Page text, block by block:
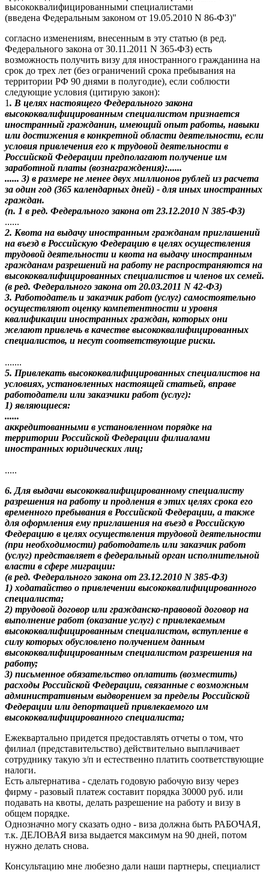
высококвалифицированными специалистами
(введена Федеральным законом от 19.05.2010 N 86-ФЗ)"
согласно изменениям, внесенным в эту статью (в ред.
Федерального закона от 30.11.2011 N 365-ФЗ) есть
возможность получить визу для иностранного гражданина на
срок до трех лет (без ограничений срока пребывания на
территории РФ 90 днями в полугодие), если соблюсти
следующие условия (цитирую закон):
1. В целях настоящего Федерального закона
высококвалифицированным специалистом признается
иностранный гражданин, имеющий опыт работы, навыки
или достижения в конкретной области деятельности, если
условия привлечения его к трудовой деятельности в
Российской Федерации предполагают получение им
заработной платы (вознаграждения):......
...... 3) в размере не менее двух миллионов рублей из расчета
за один год (365 календарных дней) - для иных иностранных
граждан.
(п. 1 в ред. Федерального закона от 23.12.2010 N 385-ФЗ)
......
2. Квота на выдачу иностранным гражданам приглашений
на въезд в Российскую Федерацию в целях осуществления
трудовой деятельности и квота на выдачу иностранным
гражданам разрешений на работу не распространяются на
высококвалифицированных специалистов и членов их семей.
(в ред. Федерального закона от 20.03.2011 N 42-ФЗ)
3. Работодатель и заказчик работ (услуг) самостоятельно
осуществляют оценку компетентности и уровня
квалификации иностранных граждан, которых они
желают привлечь в качестве высококвалифицированных
специалистов, и несут соответствующие риски.
.......
5. Привлекать высококвалифицированных специалистов на
условиях, установленных настоящей статьей, вправе
работодатели или заказчики работ (услуг):
1) являющиеся:
......
аккредитованными в установленном порядке на
территории Российской Федерации филиалами
иностранных юридических лиц;
.....
6. Для выдачи высококвалифицированному специалисту
разрешения на работу и продления в этих целях срока его
временного пребывания в Российской Федерации, а также
для оформления ему приглашения на въезд в Российскую
Федерацию в целях осуществления трудовой деятельности
(при необходимости) работодатель или заказчик работ
(услуг) представляет в федеральный орган исполнительной
власти в сфере миграции:
(в ред. Федерального закона от 23.12.2010 N 385-ФЗ)
1) ходатайство о привлечении высококвалифицированного
специалиста;
2) трудовой договор или гражданско-правовой договор на
выполнение работ (оказание услуг) с привлекаемым
высококвалифицированным специалистом, вступление в
силу которых обусловлено получением данным
высококвалифицированным специалистом разрешения на
работу;
3) письменное обязательство оплатить (возместить)
расходы Российской Федерации, связанные с возможным
административным выдворением за пределы Российской
Федерации или депортацией привлекаемого им
высококвалифицированного специалиста;
Ежеквартально придется предоставлять отчеты о том, что
филиал (представительство) действительно выплачивает
сотруднику такую з/п и естественно платить соответствующие
налоги.
Есть альтернатива - сделать годовую рабочую визу через
фирму - разовый платеж составит порядка 30000 руб. или
подавать на квоты, делать разрешение на работу и визу в
общем порядке.
Однозначно могу сказать одно - виза должна быть РАБОЧАЯ,
т.к. ДЕЛОВАЯ виза выдается максимум на 90 дней, потом
нужно делать снова.
Консультацию мне любезно дали наши партнеры, специалист